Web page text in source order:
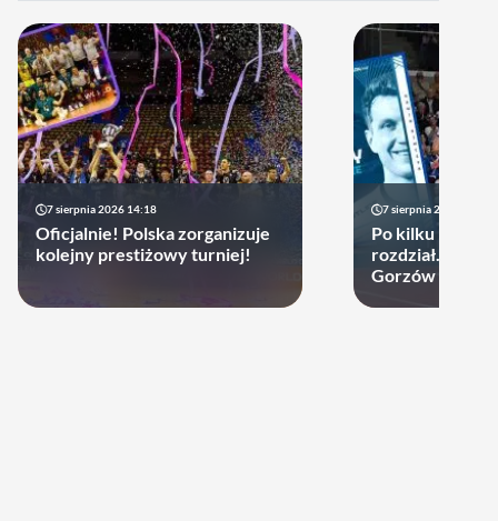
7 sierpnia 2026 14:18
Oficjalnie! Polska zorganizuje
kolejny prestiżowy turniej!
7 sierpnia 2026 13:49
Po kilku latach
rozdział.
Gorzów może